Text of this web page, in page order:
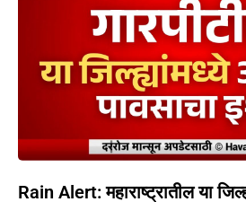
Rain Alert: महाराष्ट्रातील या